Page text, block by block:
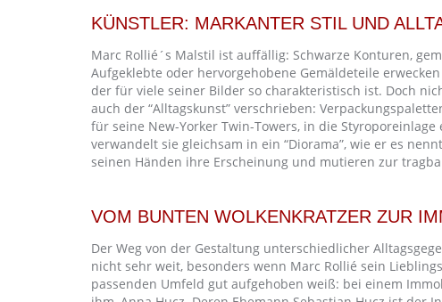
KÜNSTLER: MARKANTER STIL UND
Marc Rollié´s Malstil ist auffällig: Schwarze Konturen,
Aufgeklebte oder hervorgehobene Gemäldeteile
der für viele seiner Bilder so charakteristisch ist. Doch
auch der “Alltagskunst” verschrieben:
für seine New-Yorker Twin-Towers, in die
verwandelt sie gleichsam in ein “Diorama”, wie er es
seinen Händen ihre Erscheinung und mutieren zur
VOM BUNTEN WOLKENKRATZER ZUR
Der Weg von der Gestaltung unterschiedlicher
nicht sehr weit, besonders wenn Marc Rollié sein
passenden Umfeld gut aufgehoben weiß: bei einem